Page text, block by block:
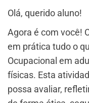
Olá, querido aluno!
Agora é com você!
em prática tudo o
Ocupacional em
físicas. Esta
possa avaliar,